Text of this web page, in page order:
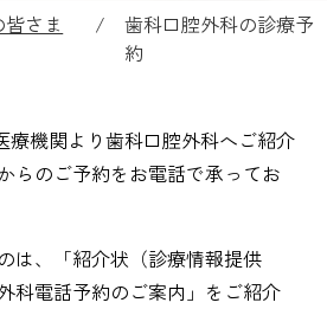
さま
/
歯科口腔外科の診療予
約
療機関より歯科口腔外科へご紹介
らのご予約をお電話で承ってお
は、「紹介状（診療情報提供
科電話予約のご案内」をご紹介